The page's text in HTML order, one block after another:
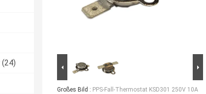
(24)
Großes Bild : PPS-Fall-Thermostat KSD301 250V 10A